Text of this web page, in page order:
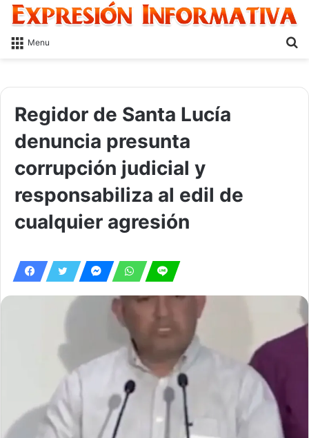
Menu
Regidor de Santa Lucía
denuncia presunta
corrupción judicial y
responsabiliza al edil de
cualquier agresión